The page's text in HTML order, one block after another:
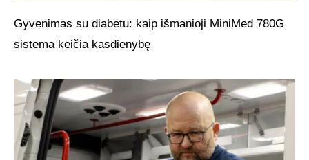
Gyvenimas su diabetu: kaip išmanioji MiniMed 780G
sistema keičia kasdienybę